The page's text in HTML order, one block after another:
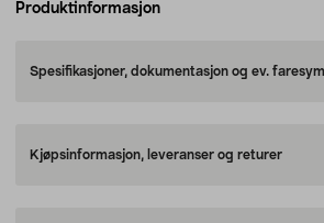
Produktinformasjon
Spesifikasjoner, dokumentasjon og ev.
Kjøpsinformasjon, leveranser og returer